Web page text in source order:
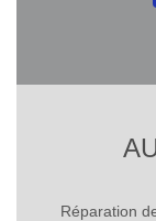
Réparation